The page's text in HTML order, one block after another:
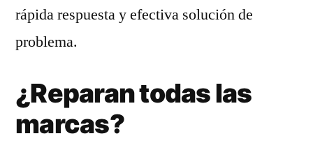
rápida respuesta y efectiva solución de
problema.
¿Reparan todas las
marcas?